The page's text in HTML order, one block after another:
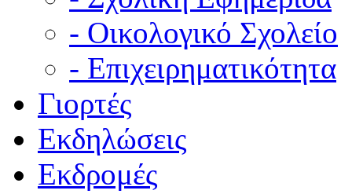
- Οικολογικό Σχολείο
- Επιχειρηματικότητα
Γιορτές
Εκδηλώσεις
Εκδρομές